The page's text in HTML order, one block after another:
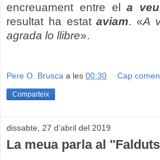
encreuament entre ela
resultat ha estataviam. «A
agrada lo llibre».
Pere O. Brusca a les 00:30 Cap
Comparteix
dissabte, 27 d’abril del 2019
La meua parla al